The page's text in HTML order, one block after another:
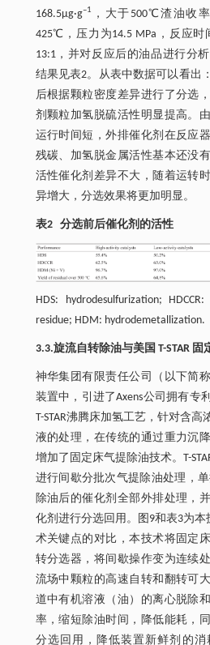
168.5μg·g–1
，大于500℃渣油收
425℃，压力为14.5 MPa，反应时
13:1，并对反应后的油品进行分
结果见表2。从表中数据可以看出
后根据颗粒密度差异进行了分选
剂颗粒加氢脱硫活性明显提高。
运行时间短，外排催化剂在反应
残碳、加氢脱金属活性基本还没
活性催化剂差异不大，随着运转
异增大，分选效果将更加明显。
表2 分选前后催化剂的活性
HDS: hydrodesulfurization;
residue; HDM: hydrodemetallization.
3.3.旋流自转除油与美国 T-STAR
神华集团有限责任公司（以下简
装置中，引进了Axens公司拥有专
T-STAR沸腾床加氢工艺，针对含
液的处理，在传统的通过重力沉
增加了固定床气提除油技术。T-
进行间歇分批次气提除油处理，单
除油后的催化剂全部外排处理，
化剂进行分选回用。图9和表3为本
术关键点的对比，本技术将固定
转分选器，将间歇操作变为连续
流场中颗粒的高速自转和翻转可
道中有机溶液（油）的离心脱除
率，缩短除油时间，降低能耗，
分选回用，降低装置新鲜剂的